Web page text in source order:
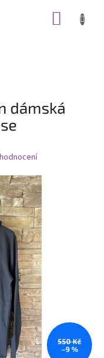
dámská
550 Kč
–9 %